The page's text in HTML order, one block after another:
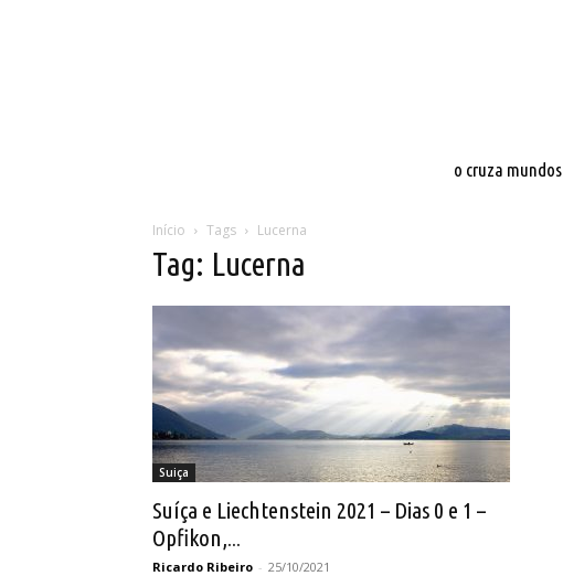
o cruza mundos
Início Tags Lucerna
Tag: Lucerna
Suiça
Suíça e Liechtenstein 2021 – Dias 0 e 1 –
Opfikon,...
Ricardo Ribeiro - 25/10/2021